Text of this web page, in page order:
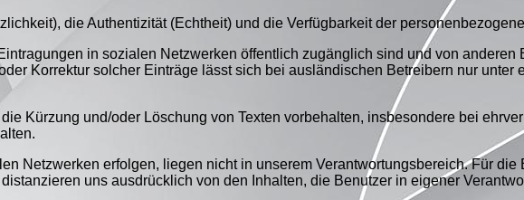
die Authentizität (Echtheit) und die Verfügbarkeit der
in sozialen Netzwerken öffentlich zugänglich sind und von anderen
Korrektur solcher Einträge lässt sich bei ausländischen Betreibern nur unter
Kürzung und/oder Löschung von Texten vorbehalten, insbesondere bei
Netzwerken erfolgen, liegen nicht in unserem Verantwortungsbereich. Für die
uns ausdrücklich von den Inhalten, die Benutzer in eigener